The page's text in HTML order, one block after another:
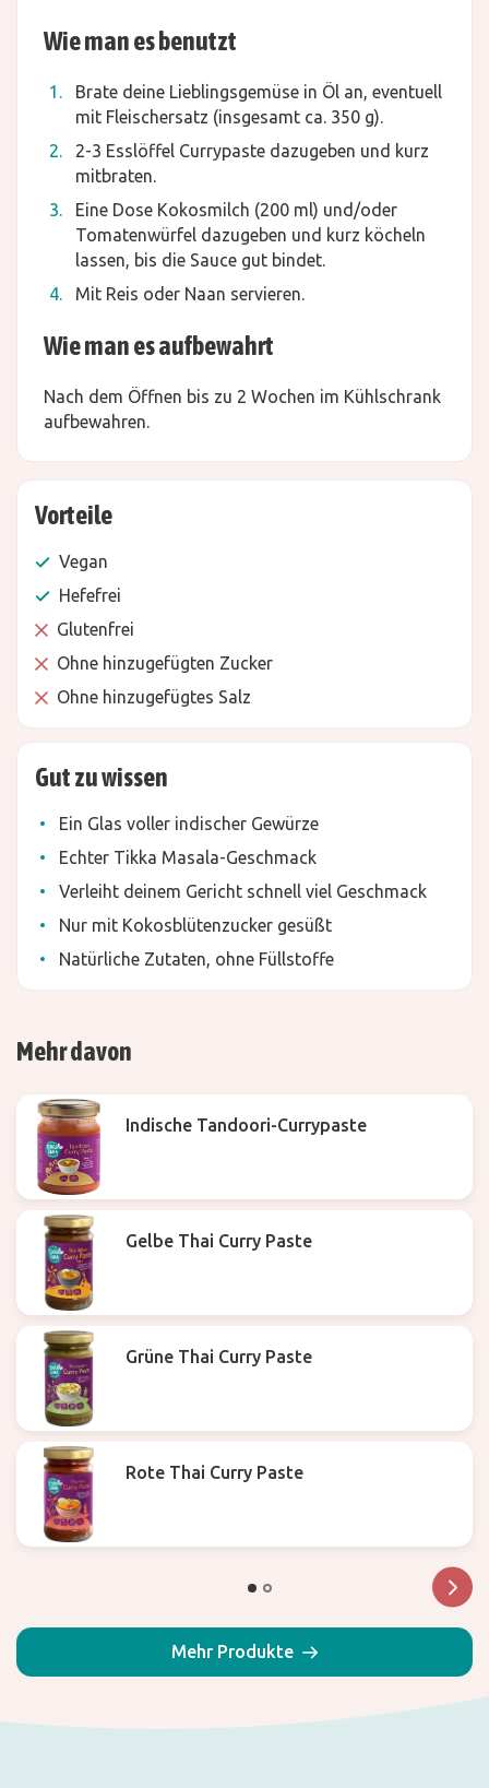
Wie man es benutzt
Brate deine Lieblingsgemüse in Öl an, eventuell
mit Fleischersatz (insgesamt ca. 350 g).
2-3 Esslöffel Currypaste dazugeben und kurz
mitbraten.
Eine Dose Kokosmilch (200 ml) und/oder
Tomatenwürfel dazugeben und kurz köcheln
lassen, bis die Sauce gut bindet.
Mit Reis oder Naan servieren.
Wie man es aufbewahrt
Nach dem Öffnen bis zu 2 Wochen im Kühlschrank
aufbewahren.
Vorteile
Vegan
Hefefrei
Glutenfrei
Ohne hinzugefügten Zucker
Ohne hinzugefügtes Salz
Gut zu wissen
Ein Glas voller indischer Gewürze
Echter Tikka Masala-Geschmack
Verleiht deinem Gericht schnell viel Geschmack
Nur mit Kokosblütenzucker gesüßt
Natürliche Zutaten, ohne Füllstoffe
Mehr davon
Indische Tandoori-Currypaste
Gelbe Thai Curry Paste
Grüne Thai Curry Paste
Rote Thai Curry Paste
Mehr Produkte